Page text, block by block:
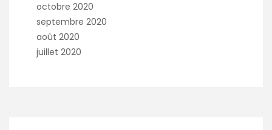
octobre 2020
septembre 2020
août 2020
juillet 2020